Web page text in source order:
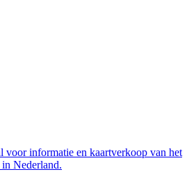
voor informatie en kaartverkoop van het
Nederland.